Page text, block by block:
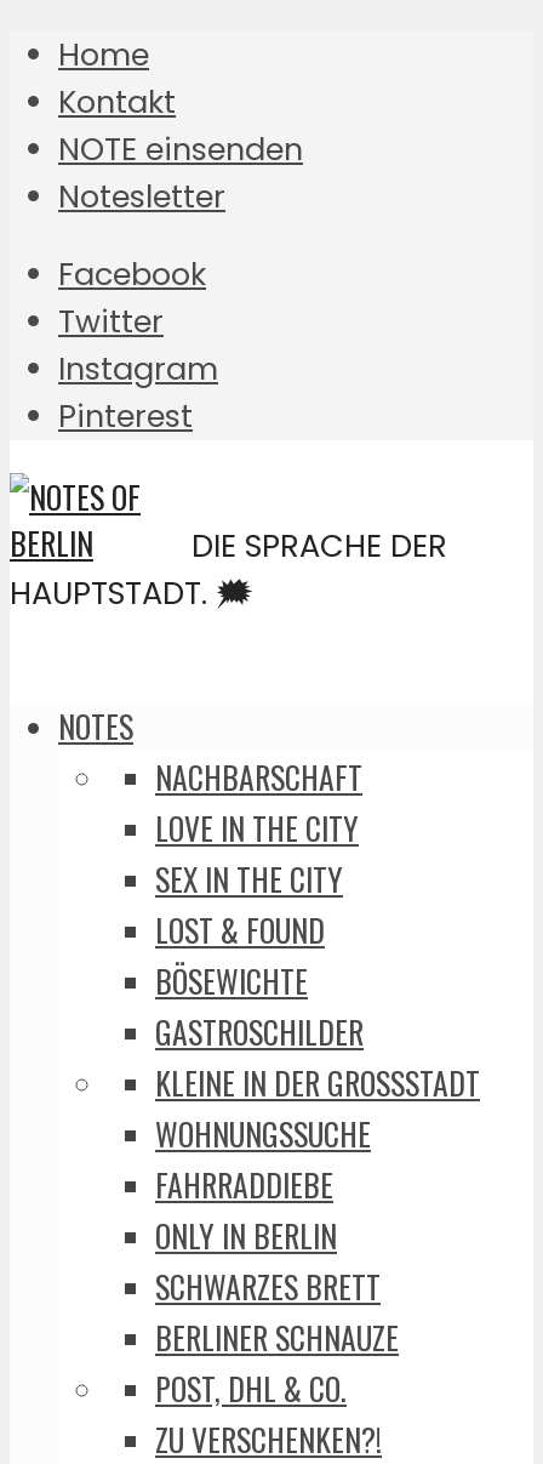
Home
Kontakt
NOTE einsenden
Notesletter
Facebook
Twitter
Instagram
Pinterest
DIE SPRACHE DER
HAUPTSTADT. 🗯️
NOTES
NACHBARSCHAFT
LOVE IN THE CITY
SEX IN THE CITY
LOST & FOUND
BÖSEWICHTE
GASTROSCHILDER
KLEINE IN DER GROSSSTADT
WOHNUNGSSUCHE
FAHRRADDIEBE
ONLY IN BERLIN
SCHWARZES BRETT
BERLINER SCHNAUZE
POST, DHL & CO.
ZU VERSCHENKEN?!